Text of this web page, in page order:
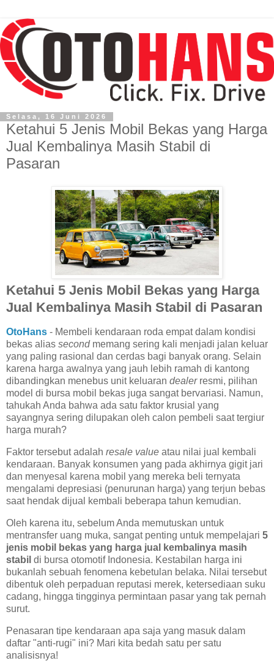
Selasa, 16 Juni 2026
Ketahui 5 Jenis Mobil Bekas yang Harga
Jual Kembalinya Masih Stabil di
Pasaran
Ketahui 5 Jenis Mobil Bekas yang Harga
Jual Kembalinya Masih Stabil di Pasaran
OtoHans - Membeli kendaraan roda empat dalam kondisi
bekas alias secondmemang sering kali menjadi jalan keluar
yang paling rasional dan cerdas bagi banyak orang. Selain
karena harga awalnya yang jauh lebih ramah di kantong
dibandingkan menebus unit keluaran dealerresmi, pilihan
model di bursa mobil bekas juga sangat bervariasi. Namun,
tahukah Anda bahwa ada satu faktor krusial yang
sayangnya sering dilupakan oleh calon pembeli saat tergiur
harga murah?
Faktor tersebut adalah resale value atau nilai jual kembali
kendaraan. Banyak konsumen yang pada akhirnya gigit jari
dan menyesal karena mobil yang mereka beli ternyata
mengalami depresiasi (penurunan harga) yang terjun bebas
saat hendak dijual kembali beberapa tahun kemudian.
Oleh karena itu, sebelum Anda memutuskan untuk
mentransfer uang muka, sangat penting untuk mempelajari 5
jenis mobil bekas yang harga jual kembalinya masih
stabil di bursa otomotif Indonesia. Kestabilan harga ini
bukanlah sebuah fenomena kebetulan belaka. Nilai tersebut
dibentuk oleh perpaduan reputasi merek, ketersediaan suku
cadang, hingga tingginya permintaan pasar yang tak pernah
surut.
Penasaran tipe kendaraan apa saja yang masuk dalam
daftar "anti-rugi" ini? Mari kita bedah satu per satu
analisisnya!